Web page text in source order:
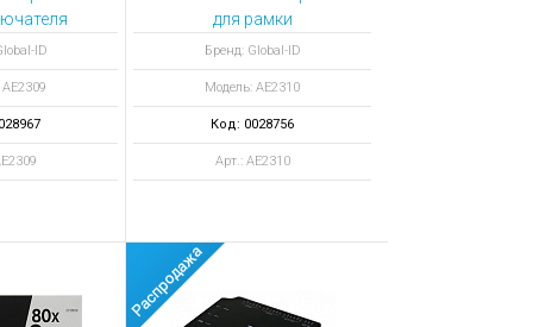
ID
для рамки
Бренд: Global-ID
Модель: AE2310
Код: 0028756
Арт.: AE2310